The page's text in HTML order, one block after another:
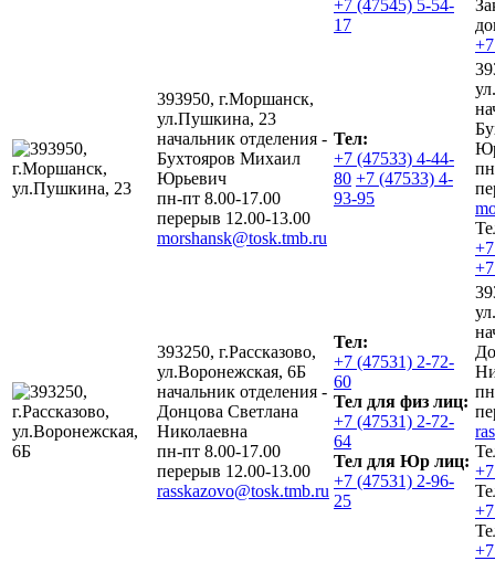
+7 (47545) 5-54-
17
393950, г.Моршанск,
ул.Пушкина, 23
начальник отделения -
Бухтояров Михаил
Юрьевич
пн-пт 8.00-17.00
перерыв 12.00-13.00
morshansk@tosk.tmb.ru
Тел:
+7 (47533) 4-44-
80 +7 (47533) 4-
93-95
393250, г.Рассказово,
ул.Воронежская, 6Б
начальник отделения -
Донцова Светлана
Николаевна
пн-пт 8.00-17.00
перерыв 12.00-13.00
rasskazovo@tosk.tmb.ru
Тел:
+7 (47531) 2-72-
60
Тел для физ лиц:
+7 (47531) 2-72-
64
Тел для Юр лиц:
+7 (47531) 2-96-
25